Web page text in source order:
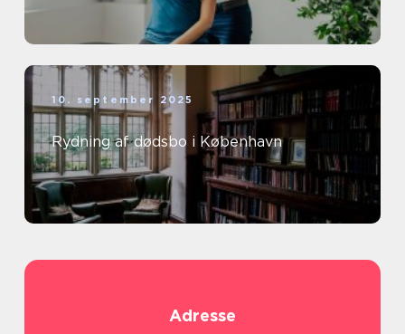
10. september 2025
Rydning af dødsbo i København
Adresse